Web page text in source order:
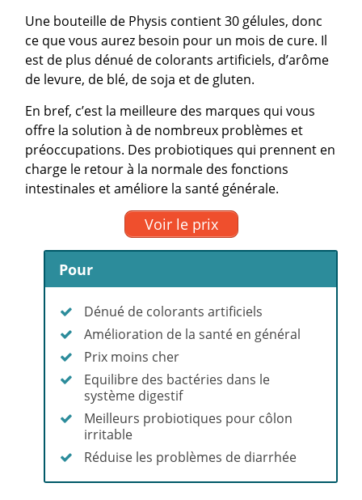
Une bouteille de Physis contient 30 gélules, donc
ce que vous aurez besoin pour un mois de cure. Il
est de plus dénué de colorants artificiels, d’arôme
de levure, de blé, de soja et de gluten.
En bref, c’est la meilleure des marques qui vous
offre la solution à de nombreux problèmes et
préoccupations. Des probiotiques qui prennent en
charge le retour à la normale des fonctions
intestinales et améliore la santé générale.
Voir le prix
Pour
Dénué de colorants artificiels
Amélioration de la santé en général
Prix moins cher
Equilibre des bactéries dans le
système digestif
Meilleurs probiotiques pour côlon
irritable
Réduise les problèmes de diarrhée